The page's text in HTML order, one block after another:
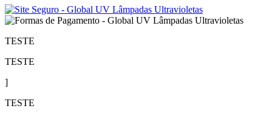
TESTE
TESTE
]
TESTE